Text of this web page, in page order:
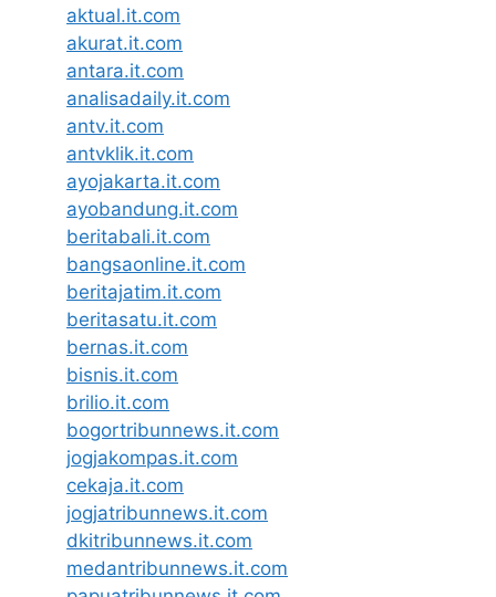
aktual.it.com
akurat.it.com
antara.it.com
analisadaily.it.com
antv.it.com
antvklik.it.com
ayojakarta.it.com
ayobandung.it.com
beritabali.it.com
bangsaonline.it.com
beritajatim.it.com
beritasatu.it.com
bernas.it.com
bisnis.it.com
brilio.it.com
bogortribunnews.it.com
jogjakompas.it.com
cekaja.it.com
jogjatribunnews.it.com
dkitribunnews.it.com
medantribunnews.it.com